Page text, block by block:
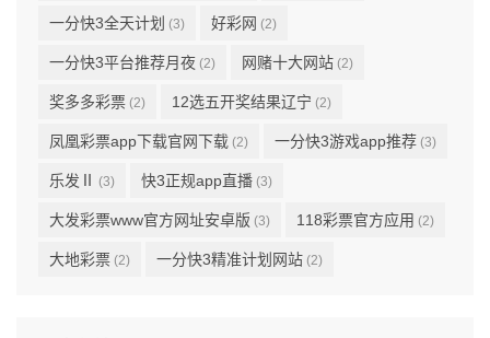
一分快3全天计划 (3) 好彩网 (2)
一分快3平台推荐月夜 (2) 网赌十大网站 (2)
奖多多彩票 (2) 12选五开奖结果辽宁 (2)
凤凰彩票app下载官网下载 (2) 一分快3游戏app推荐 (3)
乐发Ⅱ (3) 快3正规app直播 (3)
大发彩票www官方网址安卓版 (3) 118彩票官方应用 (2)
大地彩票 (2) 一分快3精准计划网站 (2)